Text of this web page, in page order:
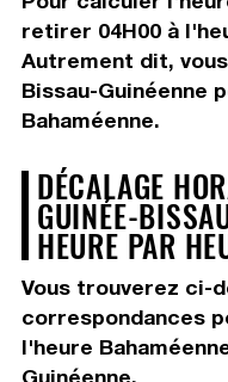
retirer 04H00à
Autrement dit,
Bissau-Guinéenne
Bahaméenne.
DÉCALAGE
GUINÉE-
HEURE PAR
Vous trouverez ci-
correspondances
l'heure
Guinéenne.